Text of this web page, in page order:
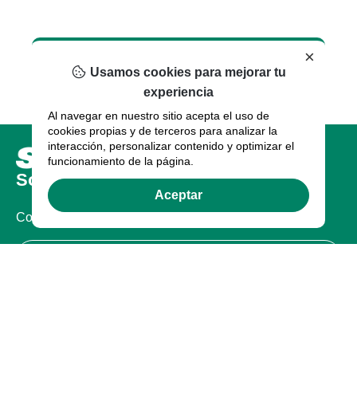
Sobre nosotros
Compañia
×
Usamos cookies para mejorar tu
experiencia
Al navegar en nuestro sitio acepta el uso de
cookies propias y de terceros para analizar la
interacción, personalizar contenido y optimizar el
funcionamiento de la página.
Aceptar